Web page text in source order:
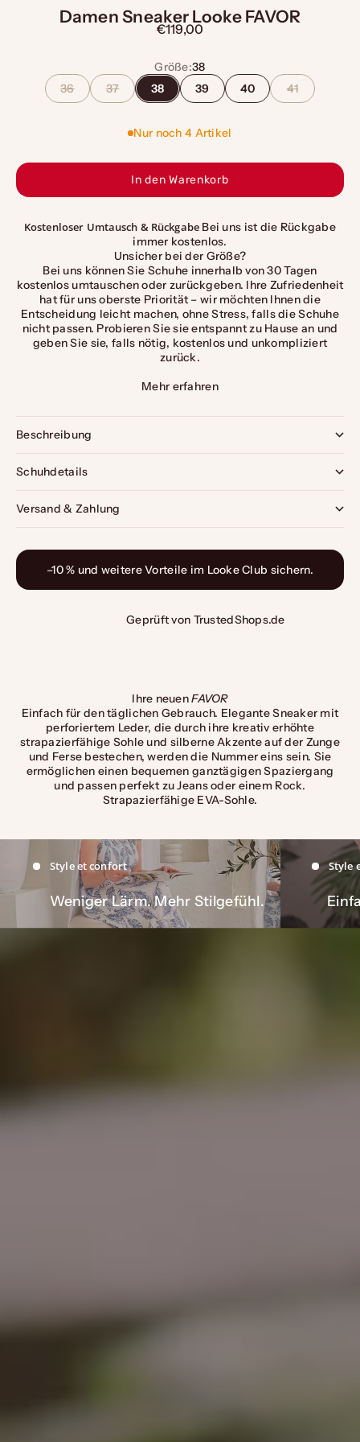
Damen Sneaker Looke FAVOR
Angebot
€119,00
Größe:38
36
37 38 39 40 41
Nur noch 4 Artikel
In den Warenkorb
Kostenloser Umtausch & Rückgabe Bei uns ist die Rückgabe
immer kostenlos.
Unsicher bei der Größe?
Bei uns können Sie Schuhe innerhalb von 30 Tagen
kostenlos umtauschen oder zurückgeben. Ihre Zufriedenheit
hat für uns oberste Priorität – wir möchten Ihnen die
Entscheidung leicht machen, ohne Stress, falls die Schuhe
nicht passen. Probieren Sie sie entspannt zu Hause an und
geben Sie sie, falls nötig, kostenlos und unkompliziert
zurück.
Mehr erfahren
Beschreibung
Schuhdetails
Versand & Zahlung
–10 % und weitere Vorteile im Looke Club sichern.
Geprüft von TrustedShops.de
Ihre neuenFAVOR
Einfach für den täglichen Gebrauch. Elegante Sneaker mit
perforiertem Leder, die durch ihre kreativ erhöhte
strapazierfähige Sohle und silberne Akzente auf der Zunge
und Ferse bestechen, werden die Nummer eins sein. Sie
ermöglichen einen bequemen ganztägigen Spaziergang
und passen perfekt zu Jeans oder einem Rock.
Strapazierfähige EVA-Sohle.
Style et confort
Weniger Lärm. Mehr Stilgefühl.
Style